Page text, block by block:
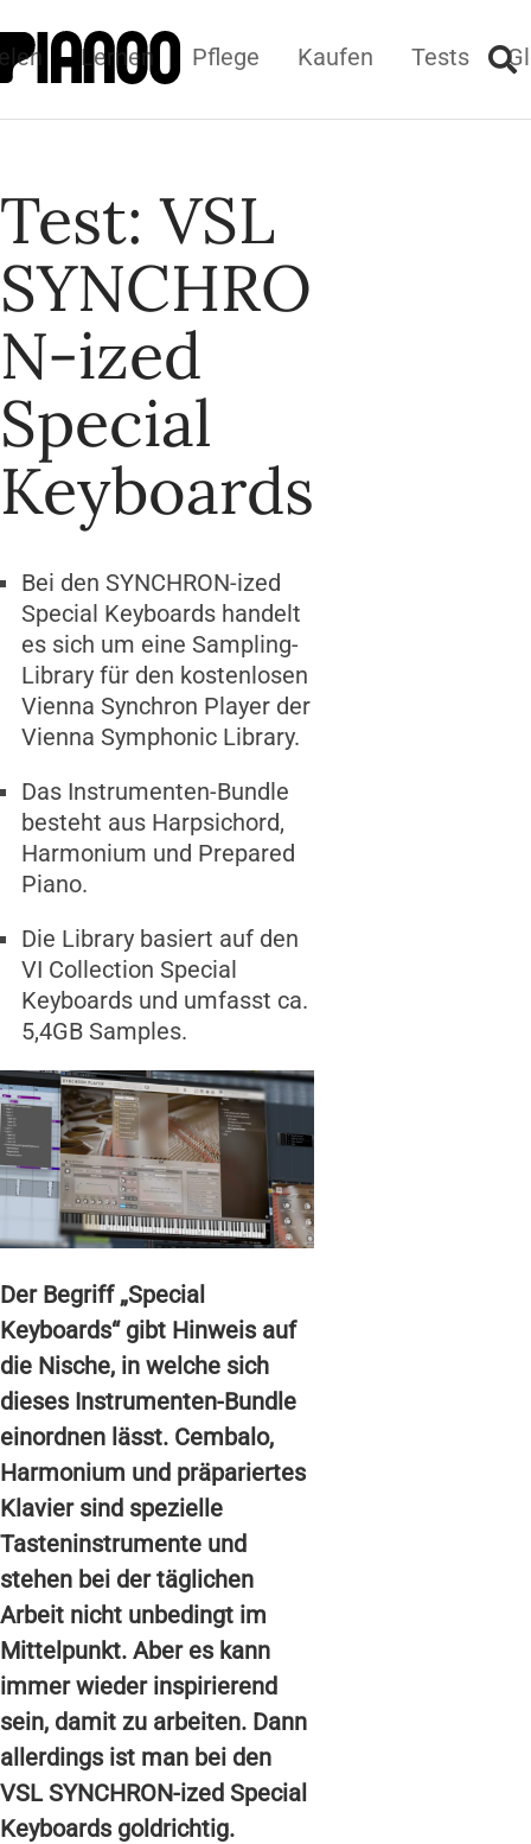
Lernen Pflege Kaufen Tests
Test: VSL
SYNCHRO
N-ized
Special
Keyboards
Bei den SYNCHRON-ized
Special Keyboards handelt
es sich um eine Sampling-
Library für den kostenlosen
Vienna Synchron Player der
Vienna Symphonic Library.
Das Instrumenten-Bundle
besteht aus Harpsichord,
Harmonium und Prepared
Piano.
Die Library basiert auf den
VI Collection Special
Keyboards und umfasst ca.
5,4GB Samples.
Der Begriff „Special
Keyboards“ gibt Hinweis auf
die Nische, in welche sich
dieses Instrumenten-Bundle
einordnen lässt. Cembalo,
Harmonium und präpariertes
Klavier sind spezielle
Tasteninstrumente und
stehen bei der täglichen
Arbeit nicht unbedingt im
Mittelpunkt. Aber es kann
immer wieder inspirierend
sein, damit zu arbeiten. Dann
allerdings ist man bei den
VSL SYNCHRON-ized Special
Keyboards goldrichtig.